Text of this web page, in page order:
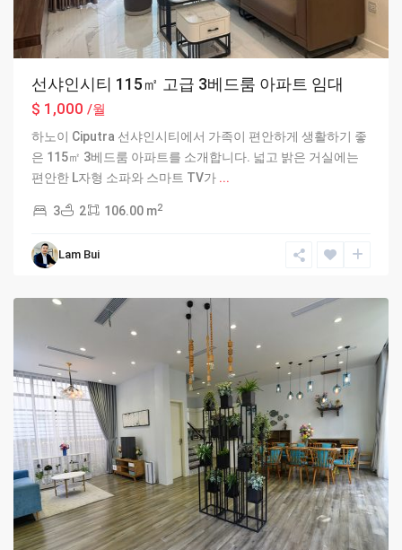
선샤인시티 115㎡ 고급 3베드룸 아파트 임대
$ 1,000 /월
하노이 Ciputra 선샤인시티에서 가족이 편안하게 생활하기 좋
은 115㎡ 3베드룸 아파트를 소개합니다. 넓고 밝은 거실에는
편안한 L자형 소파와 스마트 TV가 ...
3 2 106.00 m2
Lam Bui